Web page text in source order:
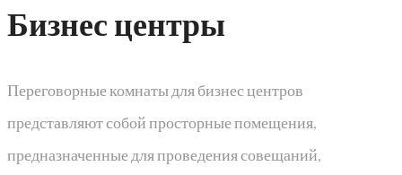
Бизнес центры​
Переговорные комнаты для бизнес центров
представляют собой просторные помещения,
предназначенные для проведения совещаний,